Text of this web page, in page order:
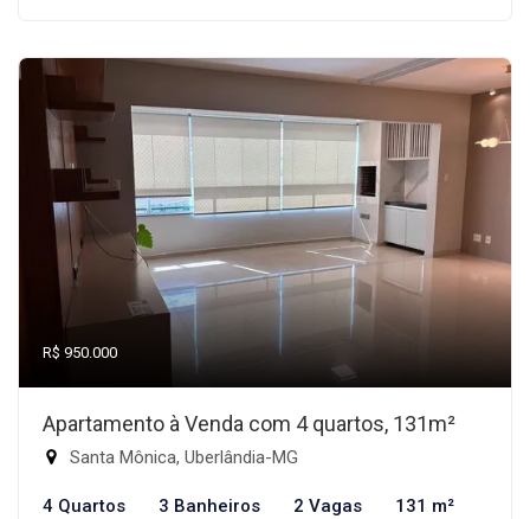
R$ 950.000
Apartamento à Venda com 4 quartos, 131m²
Santa Mônica, Uberlândia-MG
4 Quartos 3 Banheiros 2 Vagas 131 m²